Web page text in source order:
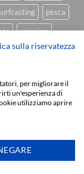
pesca
spinning
trolling tubertini
Delivery
sulla riservatezza
per migliorare il
un'esperienza di
utilizziamo aprire